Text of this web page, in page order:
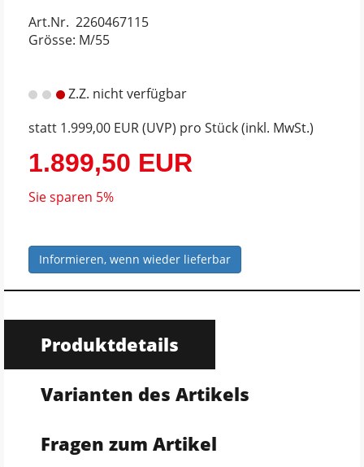
Art.Nr. 2260467115
Grösse: M/55
Z.Z. nicht verfügbar
statt 1.999,00 EUR(UVP) pro Stück (inkl. MwSt.)
1.899,50 EUR
Sie sparen 5%
Informieren, wenn wieder lieferbar
Produktdetails
Varianten des Artikels
Fragen zum Artikel